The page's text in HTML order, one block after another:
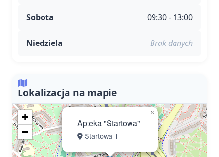
Sobota 09:30 - 13:00
Niedziela Brak danych
Lokalizacja na mapie
Apteka "Startowa"
Startowa 1
×
+
−